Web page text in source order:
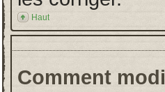
Haut
Comment